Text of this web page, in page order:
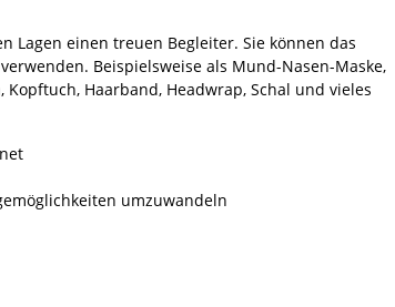
Lagen einen treuen Begleiter. Sie können das
Beispielsweise als Mund-Nasen-Maske,
Haarband, Headwrap, Schal und vieles
umzuwandeln